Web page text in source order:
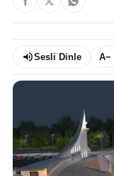
Sesli Dinle A−